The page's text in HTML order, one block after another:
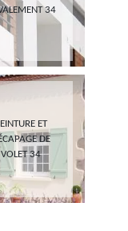
34
ET
DE
VOLET 34